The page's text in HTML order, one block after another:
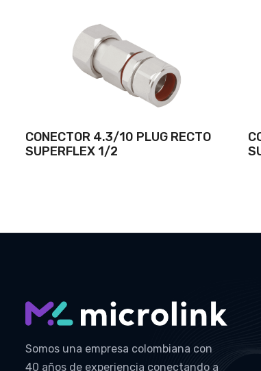
CONECTOR 4.3/10 PLUG RECTO
SUPERFLEX 1/2
Somos una empresa colombiana con
40 años de experiencia conectando a